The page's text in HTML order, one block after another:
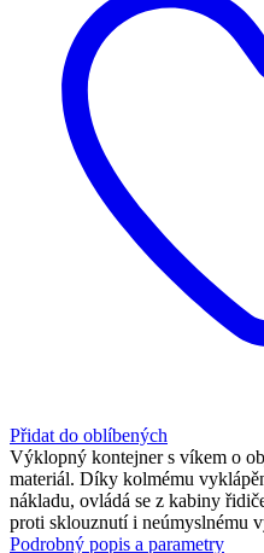
Přidat do oblíbených
Výklopný kontejner s víkem o
materiál. Díky kolmému
nákladu, ovládá se z kabiny
proti sklouznutí i neúmyslnému
Podrobný popis a parametry